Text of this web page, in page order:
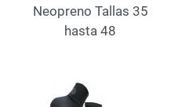
Neopreno Tallas 35
hasta 48
Add to Wishlist